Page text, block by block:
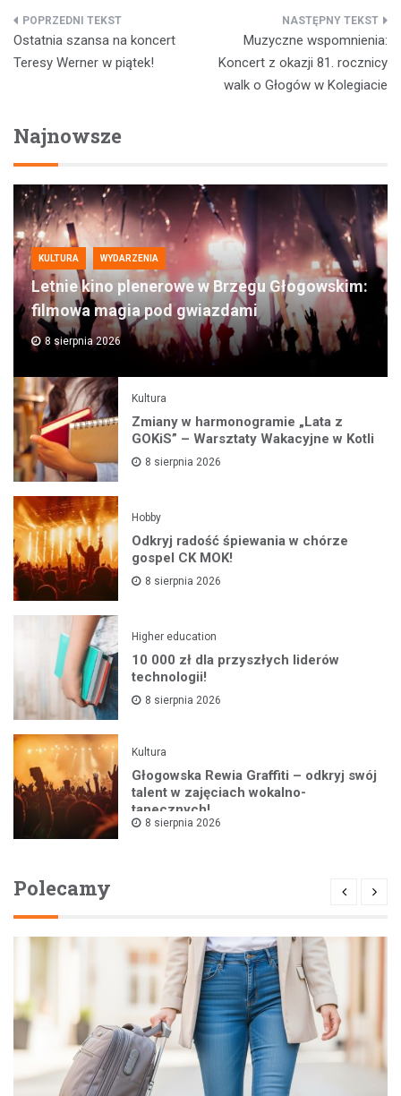
Nawigacja
wpisu
Ostatnia szansa na koncert
Teresy Werner w piątek!
Muzyczne wspomnienia:
Koncert z okazji 81. rocznicy
walk o Głogów w Kolegiacie
Najnowsze
KULTURA WYDARZENIA
Letnie kino plenerowe w Brzegu Głogowskim:
filmowa magia pod gwiazdami
8 sierpnia 2026
Kultura
Zmiany w harmonogramie „Lata z
GOKiS” – Warsztaty Wakacyjne w Kotli
8 sierpnia 2026
Hobby
Odkryj radość śpiewania w chórze
gospel CK MOK!
8 sierpnia 2026
Higher education
10 000 zł dla przyszłych liderów
technologii!
8 sierpnia 2026
Kultura
Głogowska Rewia Graffiti – odkryj swój
talent w zajęciach wokalno-
tanecznych!
8 sierpnia 2026
Polecamy